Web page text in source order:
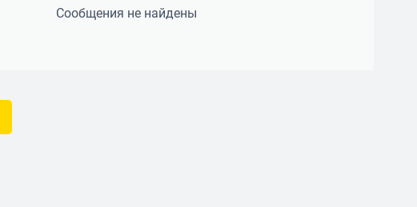
Сообщения не найдены